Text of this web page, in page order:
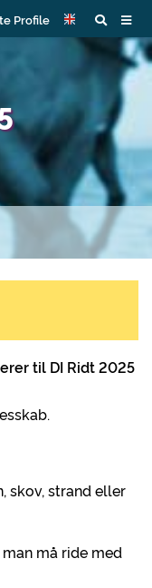
Profile
til DI Ridt 2025
skov, strand eller
må ride med